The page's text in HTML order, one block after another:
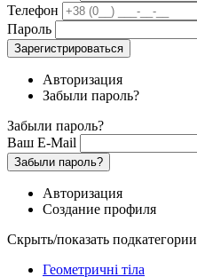
Телефон
Пароль
Зарегистрироваться
Авторизация
Забыли пароль?
Забыли пароль?
Ваш E-Mail
Забыли пароль?
Авторизация
Создание профиля
Скрыть/показать подкатегории
Геометричні тіла